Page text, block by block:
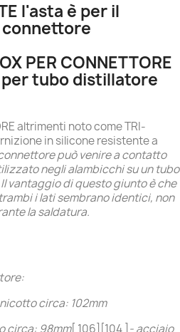
l'asta è per il
PER CONNETTORE
per tubo distillatore
altrimenti noto come TRI-
in silicone resistente a
può venire a contatto
negli alambicchi su un tubo
vantaggio di questo giunto è che
i lati sembrano identici, non
la saldatura.
circa: 102mm
circa: 98mm[ 106][104 ] - acciaio